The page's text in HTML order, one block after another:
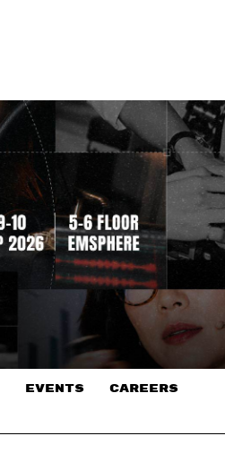
EVENTS CAREERS